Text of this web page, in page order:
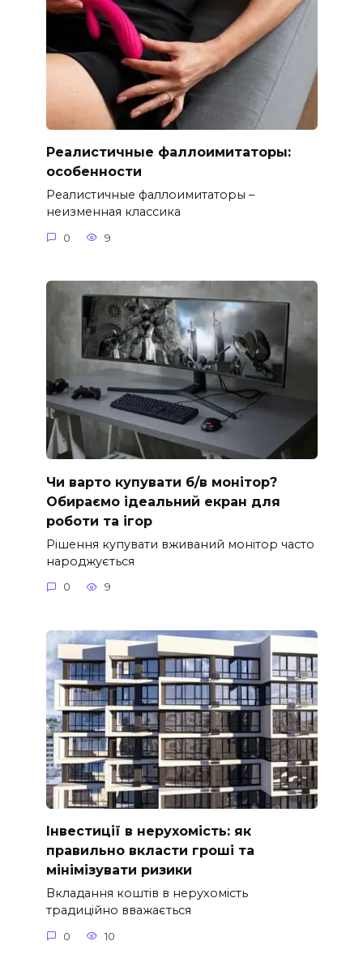
Реалистичные фаллоимитаторы:
особенности
Реалистичные фаллоимитаторы –
неизменная классика
0 9
Чи варто купувати б/в монітор?
Обираємо ідеальний екран для
роботи та ігор
Рішення купувати вживаний монітор часто
народжується
0 9
Інвестиції в нерухомість: як
правильно вкласти гроші та
мінімізувати ризики
Вкладання коштів в нерухомість
традиційно вважається
0 10